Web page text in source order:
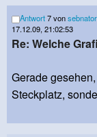
Antwort7 vonsebnator
17.12.09, 21:02:53
Re: Welche
Gerade
Steckplatz,